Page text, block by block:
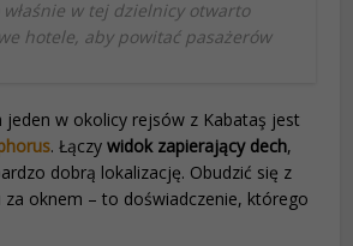
w tej dzielnicy otwarto
hotele, aby powitać pasażerów
jeden w okolicy rejsów z Kabataş jest
. Łączywidok zapierający dech,
dobrą lokalizację. Obudzić się z
oknem – to doświadczenie, którego